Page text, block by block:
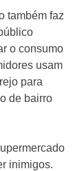
também faz
o consumo
usam
para
de bairro
inimigos.